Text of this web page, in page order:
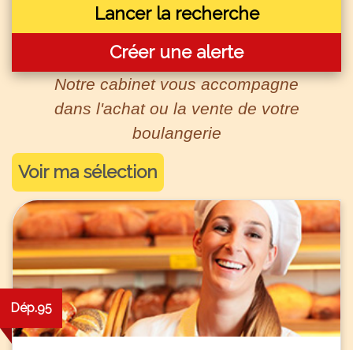
Lancer la recherche
Créer une alerte
Notre cabinet vous accompagne
dans l'achat ou la vente de votre
boulangerie
Voir ma sélection
Dép.95